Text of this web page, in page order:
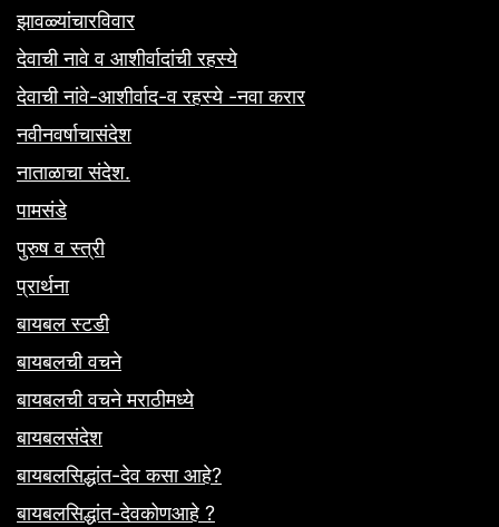
झावळ्यांचारविवार
देवाची नावे व आशीर्वादांची रहस्ये
देवाची नांवे-आशीर्वाद-व रहस्ये -नवा करार
नवीनवर्षाचासंदेश
नाताळाचा संदेश.
पामसंडे
पुरुष व स्त्री
प्रार्थना
बायबल स्टडी
बायबलची वचने
बायबलची वचने मराठीमध्ये
बायबलसंदेश
बायबलसिद्धांत-देव कसा आहे?
बायबलसिद्धांत-देवकोणआहे ?